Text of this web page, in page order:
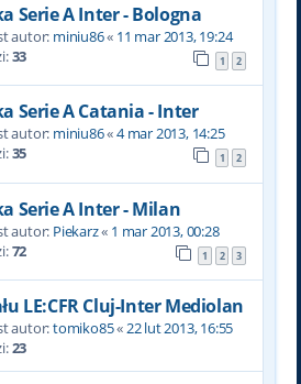
Serie A Inter - Bologna
autor: miniu86« 11 mar 2013, 19:24
33 1 2
Serie A Catania - Inter
autor: miniu86«4 mar 2013, 14:25
35 1 2
Serie A Inter - Milan
autor: Piekarz« 1 mar 2013, 00:28
72 1 2 3
LE:CFR Cluj-Inter Mediolan
autor:tomiko85«22 lut 2013, 16:55
23